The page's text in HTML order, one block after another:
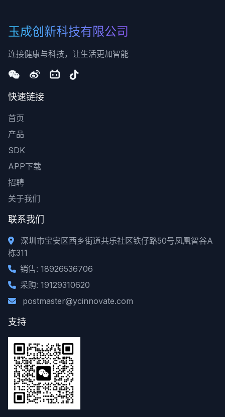
玉成创新科技有限公司
连接健康与科技，让生活更加智能
快速链接
首页
产品
SDK
APP下载
招聘
关于我们
联系我们
深圳市宝安区西乡街道共乐社区铁仔路50号凤凰智谷A
栋311
销售: 18926536706
采购: 19129310620
postmaster@ycinnovate.com
支持